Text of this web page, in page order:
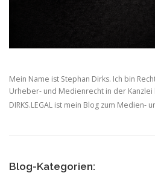
Mein Name ist Stephan Dirks. Ich bin
Urheber- und Medienrecht in der Kanzlei
DIRKS.LEGAL ist mein Blog zum Medien-
Blog-Kategorien: